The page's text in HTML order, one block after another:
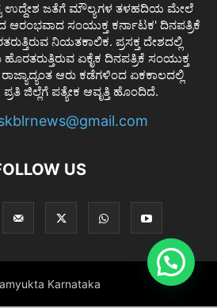
ಉದ್ದೇಶ ಜತೆಗೆ ಮೌಲ್ಯಗಳ ತಳಹದಿಯ ಮೇಲೆ
ಆರಂಭವಾದ ಸಂಯುಕ್ತ ಕರ್ನಾಟಕ' ದಿನಪತ್ರಿಕೆ
ನಿಯತಕಾಲಿಕ. ಪ್ರಸಕ್ತ ದೇಶದಲ್ಲಿ
ಏಕೈಕ ದಿನಪತ್ರಿಕೆ ಸಂಯುಕ್ತ
ರಾಜ್ಯಾದ್ಯಂತ ಆರು ಕಡೆಗಳಿಂದ ಏಕಕಾಲದಲ್ಲಿ
ಪ್ರತಿ ಜಿಲ್ಲೆಗೆ ಪತ್ಯೇಕ ಆವೃತ್ತಿ ಹೊಂದಿದೆ.
US
Karnataka